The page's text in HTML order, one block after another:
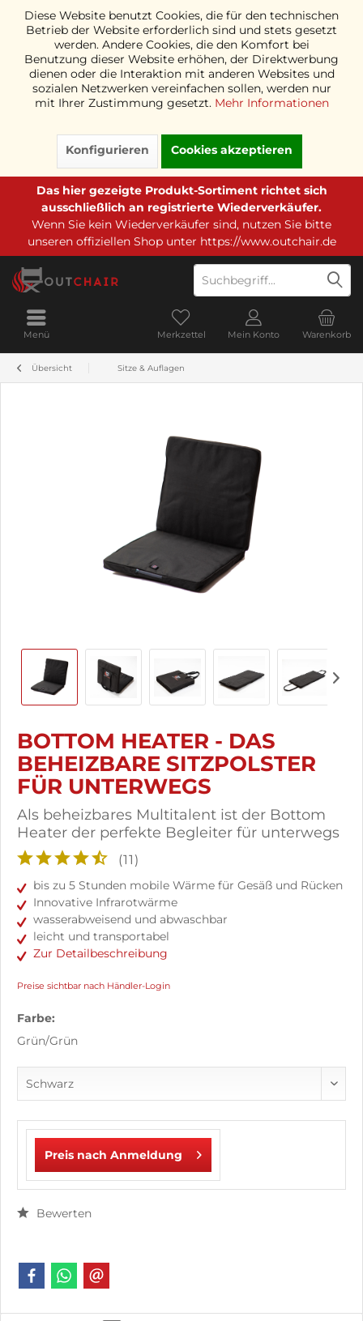
Diese Website benutzt Cookies, die für den technischen
Betrieb der Website erforderlich sind und stets gesetzt
werden. Andere Cookies, die den Komfort bei
Benutzung dieser Website erhöhen, der Direktwerbung
dienen oder die Interaktion mit anderen Websites und
sozialen Netzwerken vereinfachen sollen, werden nur
mit Ihrer Zustimmung gesetzt. Mehr Informationen
Konfigurieren Cookies akzeptieren
Das hier gezeigte Produkt-Sortiment richtet sich
ausschließlich an registrierte Wiederverkäufer.
Wenn Sie kein Wiederverkäufer sind, nutzen Sie bitte
unseren offiziellen Shop unter https://www.outchair.de
Menü Warenkorb
Merkzettel Mein Konto
Übersicht Sitze & Auflagen
BOTTOM HEATER - DAS
BEHEIZBARE SITZPOLSTER
FÜR UNTERWEGS
Als beheizbares Multitalent ist der Bottom
Heater der perfekte Begleiter für unterwegs
(11 )
bis zu 5 Stunden mobile Wärme für Gesäß und Rücken
Innovative Infrarotwärme
wasserabweisend und abwaschbar
leicht und transportabel
Zur Detailbeschreibung
Preise sichtbar nach Händler-Login
Farbe:
Grün/Grün
Preis nach Anmeldung
Bewerten